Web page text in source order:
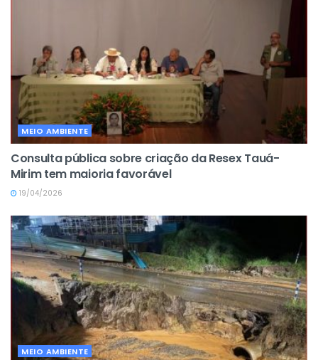
MEIO AMBIENTE
Consulta pública sobre criação da Resex Tauá-
Mirim tem maioria favorável
19/04/2026
MEIO AMBIENTE